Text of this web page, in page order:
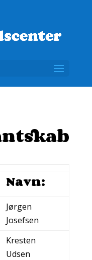
Navn:
Jørgen
Josefsen
Kresten
Udsen